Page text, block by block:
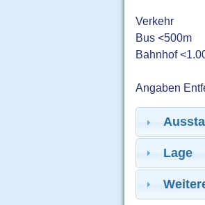
Verkehr
Bus <500m
Bahnhof
Angaben
Lage